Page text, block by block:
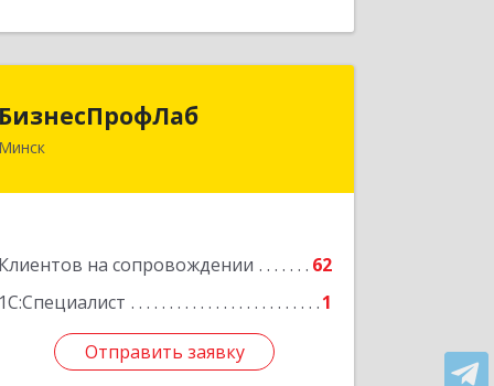
БизнесПрофЛаб
Минск
Клиентов на сопровождении
62
1С:Специалист
1
Отправить заявку
БизнесПрофЛаб
ул. Соломенная, д. 23, к. 18, 220088,
Отправить заявку